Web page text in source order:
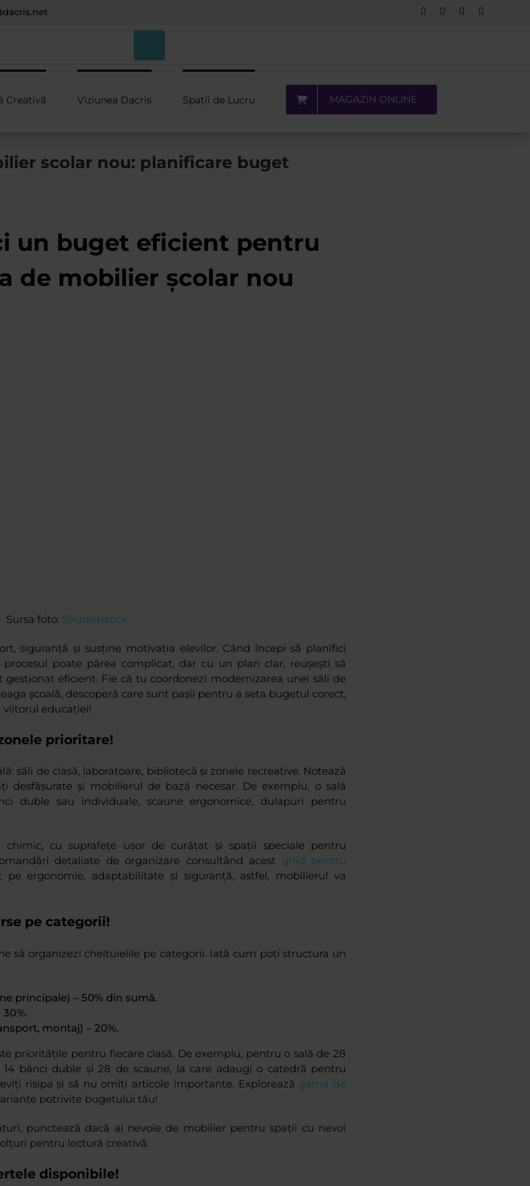
FacebookLinkedInYouTube
Creativă Viziunea Dacris Spații de Lucru MAGAZIN ONLINE
scolar nou: planificare buget
un buget eficient pentru
de mobilier școlar nou
Sursa foto: Shutterstock
siguranță și susține motivația elevilor. Când începi să planifici
poate părea complicat, dar cu un plan clar, reușești să
eficient. Fie că tu coordonezi modernizarea unei săli de
școală, descoperă care sunt pașii pentru a seta bugetul corect,
viitorul educației!
prioritare!
săli de clasă, laboratoare, bibliotecă și zonele recreative. Notează
desfășurate și mobilierul de bază necesar. De exemplu, o sală
duble sau individuale, scaune ergonomice, dulapuri pentru
chimic, cu suprafețe ușor de curățat și spații speciale pentru
detaliate de organizare consultând acest ghid pentru
pe ergonomie, adaptabilitate și siguranță, astfel, mobilierul va
pe categorii!
să organizezi cheltuielile pe categorii. Iată cum poți structura un
principale) – 50% din sumă.
montaj) – 20%.
prioritățile pentru fiecare clasă. De exemplu, pentru o sală de 28
bănci duble și 28 de scaune, la care adaugi o catedră pentru
risipa și să nu omiți articole importante. Explorează gama de
potrivite bugetului tău!
punctează dacă ai nevoie de mobilier pentru spații cu nevoi
pentru lectură creativă.
disponibile!